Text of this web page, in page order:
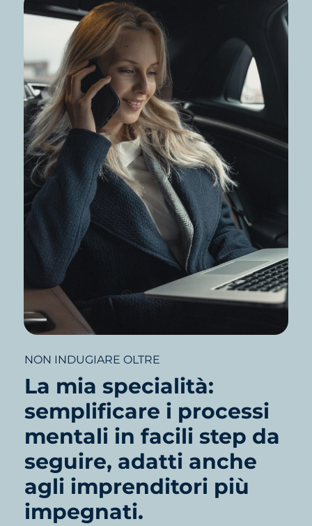
NON INDUGIARE OLTRE
La mia specialità:
semplificare i processi
mentali in facili step da
seguire, adatti anche
agli imprenditori più
impegnati.